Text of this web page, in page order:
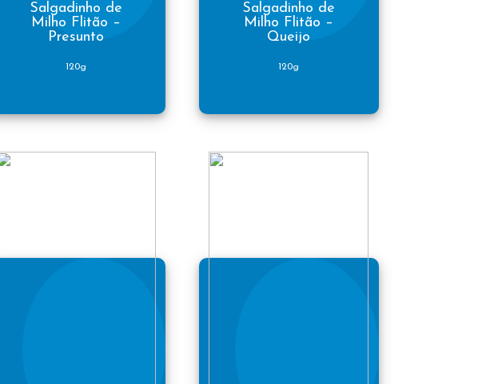
Salgadinho de
Milho Flitão –
Presunto
120g
Salgadinho de
Milho Flitão –
Queijo
120g